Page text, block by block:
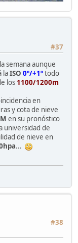
#37
semana aunque
laISO 0º/+1ºtodo
los 1100/1200m
en
y cota de nieve
en su pronóstico
universidad de
de nieve en
...
#38